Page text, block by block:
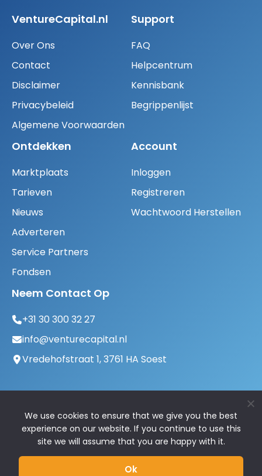
VentureCapital.nl
Over Ons
Contact
Disclaimer
Privacybeleid
Algemene Voorwaarden
Support
FAQ
Helpcentrum
Kennisbank
Begrippenlijst
Ontdekken
Marktplaats
Tarieven
Nieuws
Adverteren
Service Partners
Fondsen
Account
Inloggen
Registreren
Wachtwoord Herstellen
Neem Contact Op
+31 30 300 32 27
info@venturecapital.nl
Vredehofstraat 1, 3761 HA Soest
© 2026 VentureCapital.nl | Alle rechten
We use cookies to ensure that we give you the best
experience on our website. If you continue to use this
site we will assume that you are happy with it.
Ok